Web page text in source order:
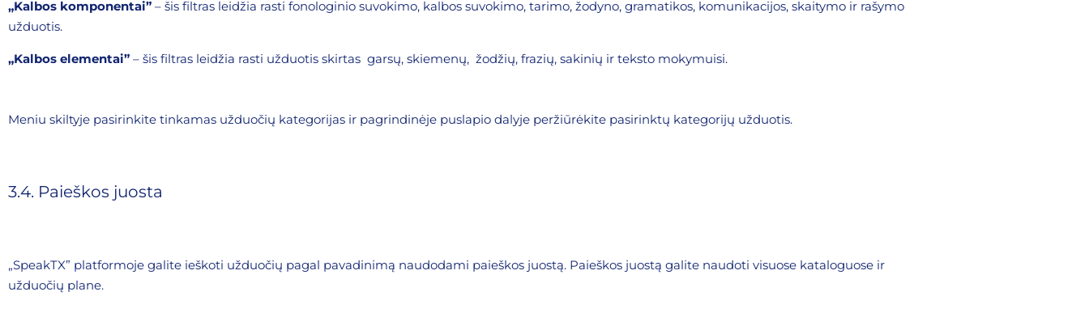
„Kalbos komponentai” – šis filtras leidžia rasti fonologinio suvokimo, kalbos suvokimo, tarimo, žodyno, gramatikos, komunikacijos, skaitymo ir rašymo
užduotis.
„Kalbos elementai” – šis filtras leidžia rasti užduotis skirtas garsų, skiemenų, žodžių, frazių, sakinių ir teksto mokymuisi.
Meniu skiltyje pasirinkite tinkamas užduočių kategorijas ir pagrindinėje puslapio dalyje peržiūrėkite pasirinktų kategorijų užduotis.
3.4. Paieškos juosta
„SpeakTX” platformoje galite ieškoti užduočių pagal pavadinimą naudodami paieškos juostą. Paieškos juostą galite naudoti visuose kataloguose ir
užduočių plane.